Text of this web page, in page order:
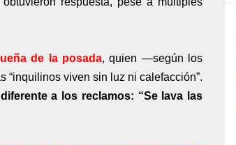
de la posada, quien —según los
viven sin luz ni calefacción”.
a los reclamos: “Se lava las